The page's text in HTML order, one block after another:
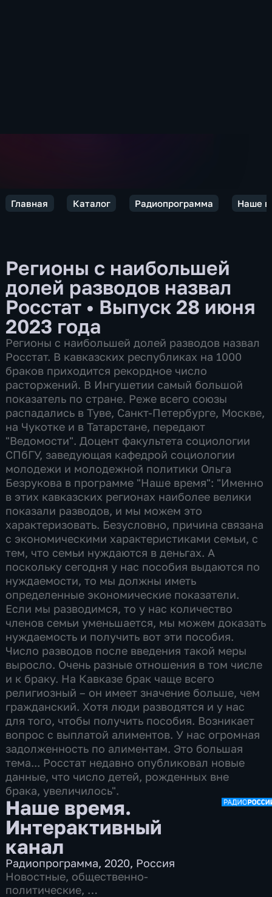
Главная Каталог Радиопрограмма Наше
Регионы с наибольшей
долей разводов назвал
Росстат • Выпуск 28 июня
2023 года
Регионы с наибольшей долей разводов назвал
Росстат. В кавказских республиках на 1000
браков приходится рекордное число
расторжений. В Ингушетии самый большой
показатель по стране. Реже всего союзы
распадались в Туве, Санкт-Петербурге, Москве,
на Чукотке и в Татарстане, передают
"Ведомости". Доцент факультета социологии
СПбГУ, заведующая кафедрой социологии
молодежи и молодежной политики Ольга
Безрукова в программе "Наше время": "Именно
в этих кавказских регионах наиболее велики
показали разводов, и мы можем это
характеризовать. Безусловно, причина связана
с экономическими характеристиками семьи, с
тем, что семьи нуждаются в деньгах. А
поскольку сегодня у нас пособия выдаются по
нуждаемости, то мы должны иметь
определенные экономические показатели.
Если мы разводимся, то у нас количество
членов семьи уменьшается, мы можем доказать
нуждаемость и получить вот эти пособия.
Число разводов после введения такой меры
выросло. Очень разные отношения в том числе
и к браку. На Кавказе брак чаще всего
религиозный – он имеет значение больше, чем
гражданский. Хотя люди разводятся и у нас
для того, чтобы получить пособия. Возникает
вопрос с выплатой алиментов. У нас огромная
задолженность по алиментам. Это большая
тема... Росстат недавно опубликовал новые
данные, что число детей, рожденных вне
брака, увеличилось".
Наше время.
Интерактивный
канал
Радиопрограмма,2020, Россия
Новостные, общественно-
политические,